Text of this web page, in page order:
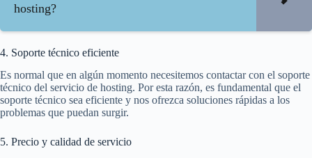
hosting?
4. Soporte técnico eficiente
Es normal que en algún momento necesitemos contactar con el soporte
técnico del servicio de hosting. Por esta razón, es fundamental que el
soporte técnico sea eficiente y nos ofrezca soluciones rápidas a los
problemas que puedan surgir.
5. Precio y calidad de servicio